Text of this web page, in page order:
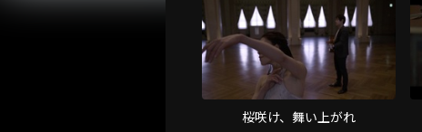
桜咲け、舞い上がれ